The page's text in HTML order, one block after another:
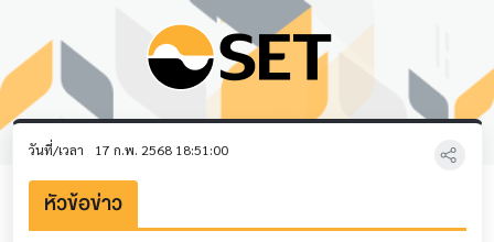
วันที่/เวลา 17 ก.พ. 2568 18:51:00
หัวข้อข่าว